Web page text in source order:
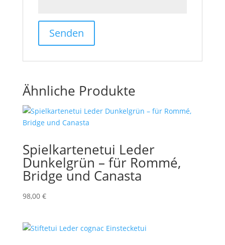
Ähnliche Produkte
Spielkartenetui Leder
Dunkelgrün – für Rommé,
Bridge und Canasta
98,00 €